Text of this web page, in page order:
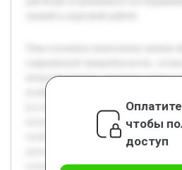
микроорганизмы занимают важное
возбудителей инфекционных
исследовать теоретические основы,
пиоегенными кокками, чтобы
свойства, роль в патогенезе и
понятие пиоегенных кокков, их
чтобы
доступ